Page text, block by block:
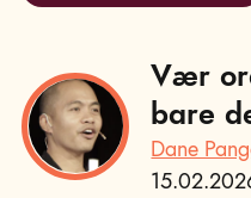
Vær
bare
Dane